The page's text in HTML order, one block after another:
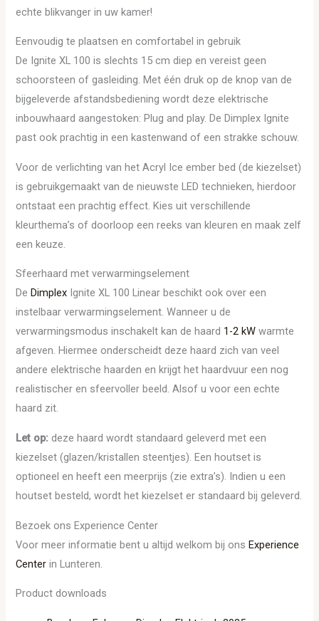
echte blikvanger in uw kamer!
Eenvoudig te plaatsen en comfortabel in gebruik
De Ignite XL 100 is slechts 15 cm diep en vereist geen
schoorsteen of gasleiding. Met één druk op de knop van de
bijgeleverde afstandsbediening wordt deze elektrische
inbouwhaard aangestoken: Plug and play. De Dimplex Ignite
past ook prachtig in een kastenwand of een strakke schouw.
Voor de verlichting van het Acryl Ice ember bed (de kiezelset)
is gebruikgemaakt van de nieuwste LED technieken, hierdoor
ontstaat een prachtig effect. Kies uit verschillende
kleurthema’s of doorloop een reeks van kleuren en maak zelf
een keuze.
Sfeerhaard met verwarmingselement
De Dimplex Ignite XL 100 Linear beschikt ook over een
instelbaar verwarmingselement. Wanneer u de
verwarmingsmodus inschakelt kan de haard 1-2 kW warmte
afgeven. Hiermee onderscheidt deze haard zich van veel
andere elektrische haarden en krijgt het haardvuur een nog
realistischer en sfeervoller beeld. Alsof u voor een echte
haard zit.
Let op: deze haard wordt standaard geleverd met een
kiezelset (glazen/kristallen steentjes). Een houtset is
optioneel en heeft een meerprijs (zie extra’s). Indien u een
houtset besteld, wordt het kiezelset er standaard bij geleverd.
Bezoek ons Experience Center
Voor meer informatie bent u altijd welkom bij onsExperience
Center in Lunteren.
Product downloads